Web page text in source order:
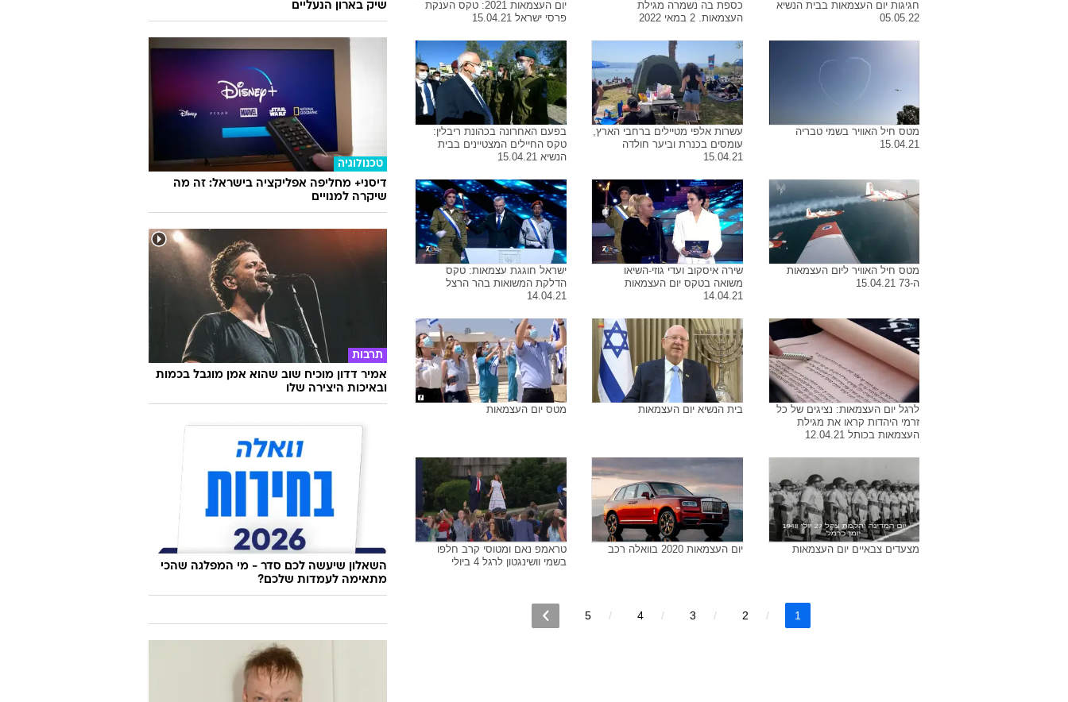
חגיגות יום העצמאות בבית הנשיא
05.05.22
כספת בה נשמרה מגילת
העצמאות. 2 במאי 2022
יום העצמאות 2021: טקס הענקת
פרסי ישראל 15.04.21
מטס חיל האוויר בשמי טבריה
15.04.21
עשרות אלפי מטיילים ברחבי הארץ,
עומסים בכנרת וביער חולדה
15.04.21
בפעם האחרונה בכהונת ריבלין:
טקס החיילים המצטיינים בבית
הנשיא 15.04.21
מטס חיל האוויר ליום העצמאות
ה-73 15.04.21
שירה איסקוב ועדי גוזי-השיאו
משואה בטקס יום העצמאות
14.04.21
ישראל חוגגת עצמאות: טקס
הדלקת המשואות בהר הרצל
14.04.21
לרגל יום העצמאות: נציגים של כל
זרמי היהדות קראו את מגילת
העצמאות בכותל 12.04.21
בית הנשיא יום העצמאות מטס יום העצמאות
מצעדים צבאיים יום העצמאות יום העצמאות 2020 בוואלה רכב
טראמפ נאם ומטוסי קרב חלפו
בשמי וושינגטון לרגל 4 ביולי
1
2
3
4
5
שיק בארון הנעליים
טכנולוגיה
דיסני+ מחליפה אפליקציה בישראל: זה מה
שיקרה למנויים
תרבות
אמיר דדון מוכיח שוב שהוא אמן מוגבל בכמות
ובאיכות היצירה שלו
השאלון שיעשה לכם סדר - מי המפלגה שהכי
מתאימה לעמדות שלכם?